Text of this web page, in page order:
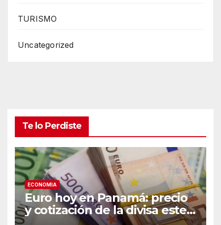
TURISMO
Uncategorized
Te lo Perdiste
ECONOMIA
Euro hoy en Panamá: precio
y cotización de la divisa este